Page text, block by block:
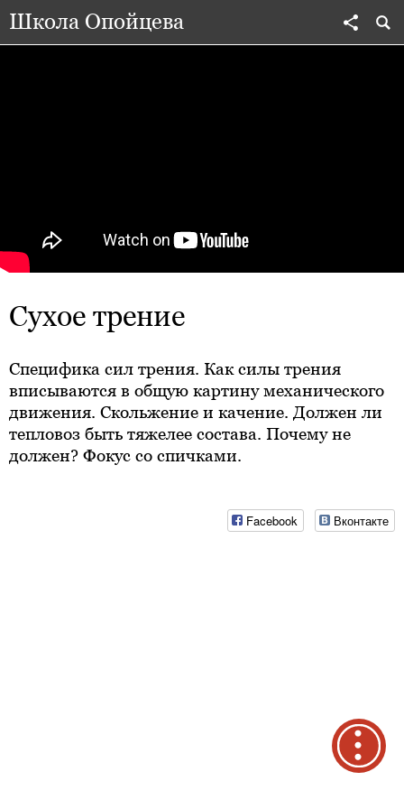
Школа Опойцева
Сухое трение
Специфика сил трения. Как силы трения
вписываются в общую картину механического
движения. Скольжение и качение. Должен ли
тепловоз быть тяжелее состава. Почему не
должен? Фокус со спичками.
Facebook Вконтакте